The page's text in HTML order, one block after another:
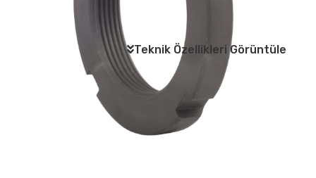
Teknik Özellikleri Görüntüle